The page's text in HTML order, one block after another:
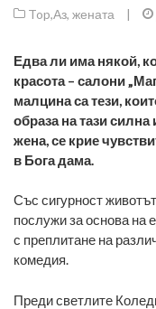
Top,Аз, жената |
Едва ли има някой,
красота – салони
малцина са тези,
образа на тази
жена, се крие
в Бога дама.
Със сигурност
послужи за основа на
с преплитане на
комедия.
Преди светлите